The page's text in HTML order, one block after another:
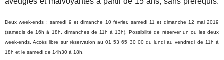
Deux week-ends : samedi 9 et dimanche 10 février, samedi 11 et dimanche 12 mai 2019
(samedis de 16h à 18h, dimanches de 11h à 13h). Possibilité de réserver un ou les deux
week-ends. Accès libre sur réservation au 01 53 65 30 00 du lundi au vendredi de 11h à
18h et le samedi de 14h30 à 18h.